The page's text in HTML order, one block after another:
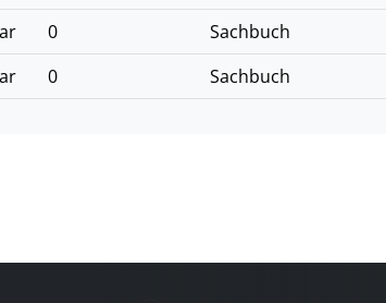
0 Sachbuch
0 Sachbuch